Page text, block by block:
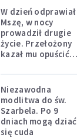
W dzień odprawiał
Mszę, w nocy
prowadził drugie
życie. Przełożony
kazał mu opuścić
Niezawodna
modlitwa do św.
Szarbela. Po 9
dniach mogą dziać
się cuda